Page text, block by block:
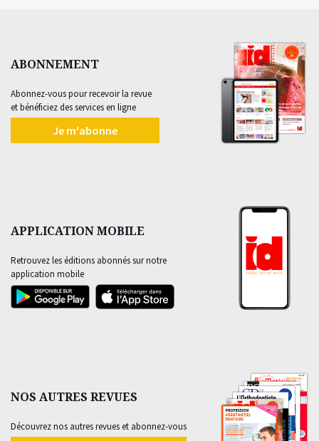
ABONNEMENT
Abonnez-vous pour recevoir la revue
et bénéficiez des services en ligne
Je m'abonne
APPLICATION MOBILE
Retrouvez les éditions abonnés sur notre
application mobile
NOS AUTRES REVUES
Découvrez nos autres revues et abonnez-vous